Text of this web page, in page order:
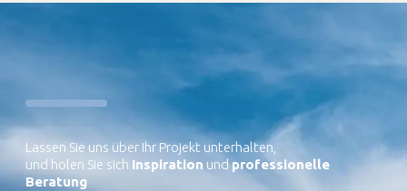
Lassen Sie uns über Ihr Projekt unterhalten,
und holen Sie sich Inspiration undprofessionelle
Beratung